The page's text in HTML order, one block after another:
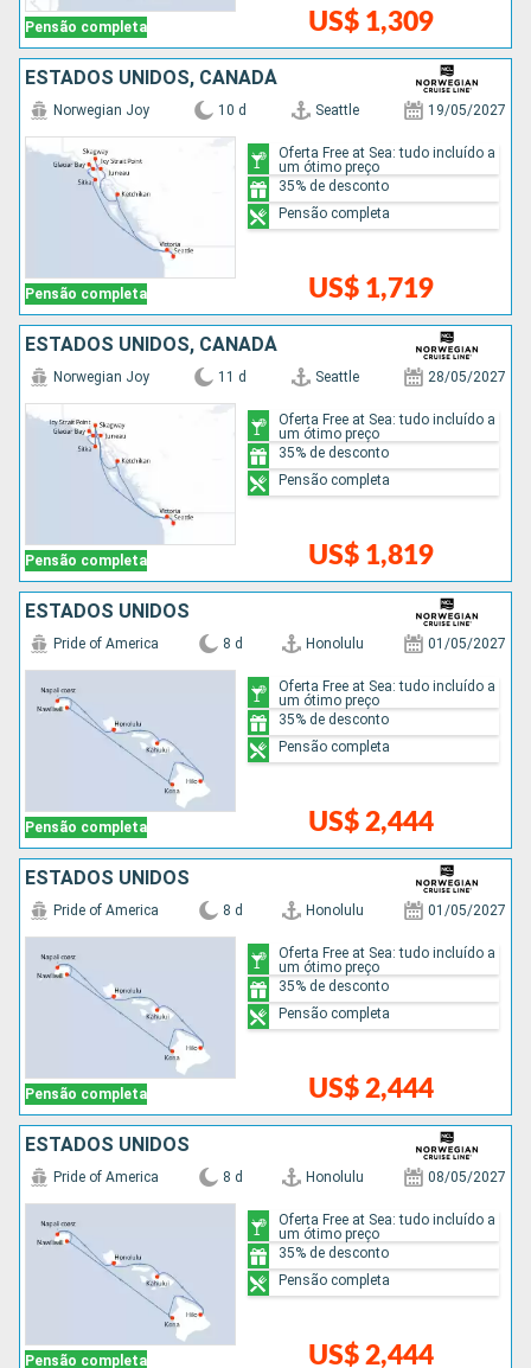
Pensão completa US$ 1,309
ESTADOS UNIDOS, CANADÁ
Pensão completa
Norwegian Joy 10 d Seattle 19/05/2027
US$ 1,719
Oferta Free at Sea: tudo incluído a
um ótimo preço
35% de desconto
Pensão completa
ESTADOS UNIDOS, CANADÁ
Pensão completa
Norwegian Joy 11 d Seattle 28/05/2027
US$ 1,819
Oferta Free at Sea: tudo incluído a
um ótimo preço
35% de desconto
Pensão completa
ESTADOS UNIDOS
Pensão completa
Pride of America 8 d Honolulu 01/05/2027
US$ 2,444
Oferta Free at Sea: tudo incluído a
um ótimo preço
35% de desconto
Pensão completa
ESTADOS UNIDOS
Pensão completa
Pride of America 8 d Honolulu 01/05/2027
US$ 2,444
Oferta Free at Sea: tudo incluído a
um ótimo preço
35% de desconto
Pensão completa
ESTADOS UNIDOS
Pensão completa
Pride of America 8 d Honolulu 08/05/2027
US$ 2,444
Oferta Free at Sea: tudo incluído a
um ótimo preço
35% de desconto
Pensão completa